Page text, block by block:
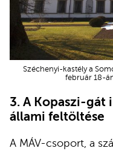
Széchenyi-kastély a
február 18-
3. A Kopaszi-gát
állami feltöltése
A MÁV-csoport, a